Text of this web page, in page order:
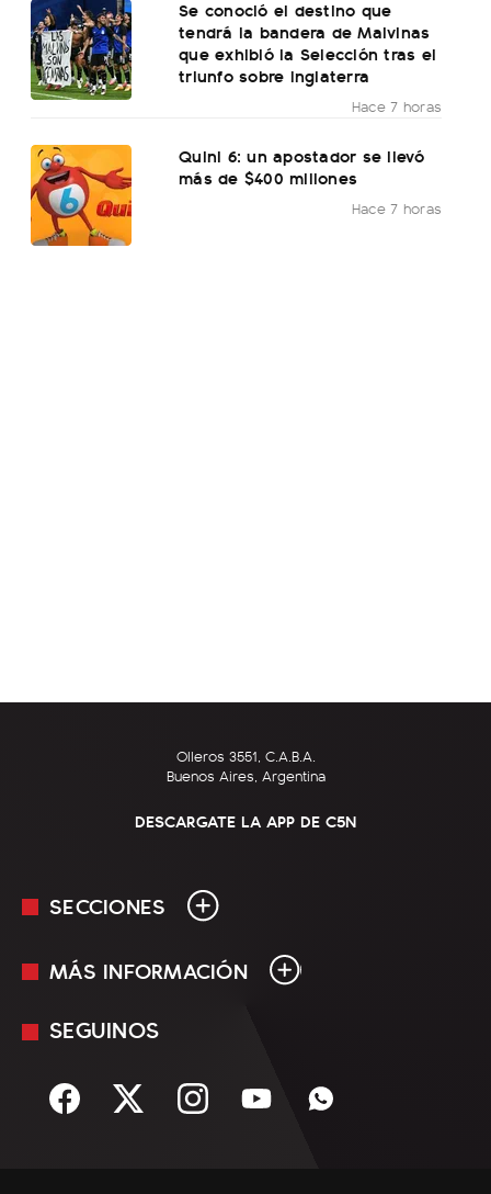
Se conoció el destino que
tendrá la bandera de Malvinas
que exhibió la Selección tras el
triunfo sobre Inglaterra
Hace 7 horas
Quini 6: un apostador se llevó
más de $400 millones
Hace 7 horas
Olleros 3551, C.A.B.A.
Buenos Aires, Argentina
DESCARGATE LA APP DE C5N
SECCIONES
En Vivo
Sociedad
MÁS INFORMACIÓN
Mediakit
Términos y condiciones
SEGUINOS